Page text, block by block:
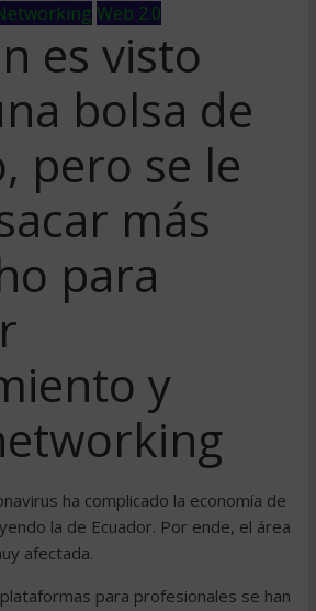
Web 2.0
es visto
bolsa de
pero se le
más
para
y
ha complicado la economía de
la de Ecuador. Por ende, el área
afectada.
para profesionales se han